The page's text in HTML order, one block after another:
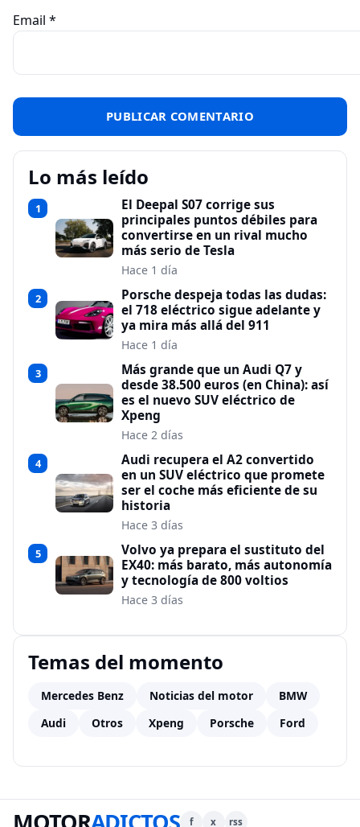
Email *
Lo más leído
1
El Deepal S07 corrige sus
principales puntos débiles para
convertirse en un rival mucho
más serio de Tesla
Hace 1 día
2
Porsche despeja todas las dudas:
el 718 eléctrico sigue adelante y
ya mira más allá del 911
Hace 1 día
3
Más grande que un Audi Q7 y
desde 38.500 euros (en China): así
es el nuevo SUV eléctrico de
Xpeng
Hace 2 días
4
Audi recupera el A2 convertido
en un SUV eléctrico que promete
ser el coche más eficiente de su
historia
Hace 3 días
5
Volvo ya prepara el sustituto del
EX40: más barato, más autonomía
y tecnología de 800 voltios
Hace 3 días
Temas del momento
Mercedes Benz Noticias del motor
BMW
Audi
Otros Xpeng Porsche Ford
f x rss